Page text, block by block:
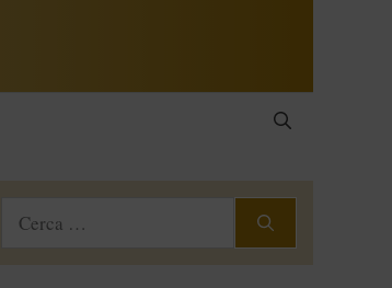
Ricerca